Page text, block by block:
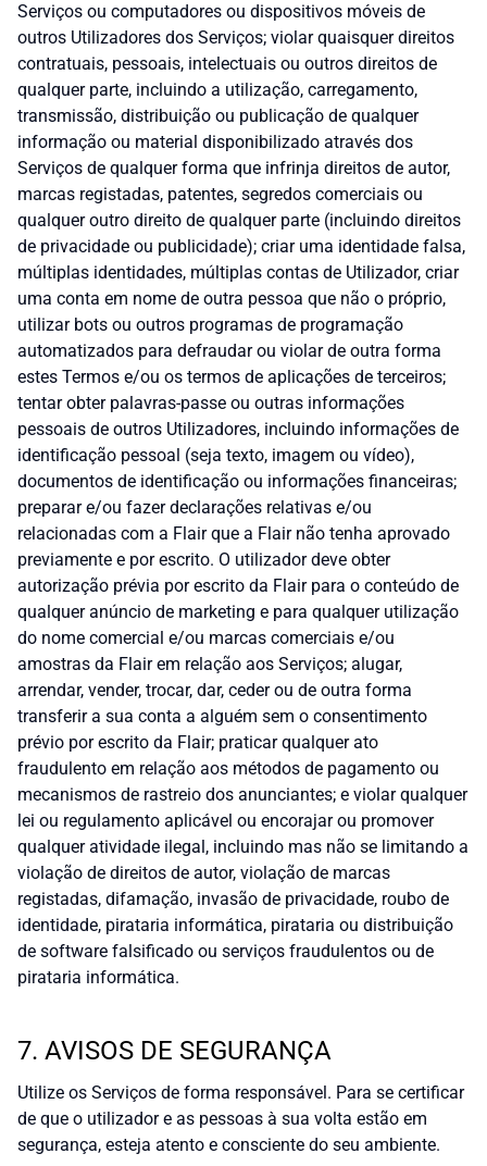
Serviços ou computadores ou dispositivos móveis de
outros Utilizadores dos Serviços; violar quaisquer direitos
contratuais, pessoais, intelectuais ou outros direitos de
qualquer parte, incluindo a utilização, carregamento,
transmissão, distribuição ou publicação de qualquer
informação ou material disponibilizado através dos
Serviços de qualquer forma que infrinja direitos de autor,
marcas registadas, patentes, segredos comerciais ou
qualquer outro direito de qualquer parte (incluindo direitos
de privacidade ou publicidade); criar uma identidade falsa,
múltiplas identidades, múltiplas contas de Utilizador, criar
uma conta em nome de outra pessoa que não o próprio,
utilizar bots ou outros programas de programação
automatizados para defraudar ou violar de outra forma
estes Termos e/ou os termos de aplicações de terceiros;
tentar obter palavras-passe ou outras informações
pessoais de outros Utilizadores, incluindo informações de
identificação pessoal (seja texto, imagem ou vídeo),
documentos de identificação ou informações financeiras;
preparar e/ou fazer declarações relativas e/ou
relacionadas com a Flair que a Flair não tenha aprovado
previamente e por escrito. O utilizador deve obter
autorização prévia por escrito da Flair para o conteúdo de
qualquer anúncio de marketing e para qualquer utilização
do nome comercial e/ou marcas comerciais e/ou
amostras da Flair em relação aos Serviços; alugar,
arrendar, vender, trocar, dar, ceder ou de outra forma
transferir a sua conta a alguém sem o consentimento
prévio por escrito da Flair; praticar qualquer ato
fraudulento em relação aos métodos de pagamento ou
mecanismos de rastreio dos anunciantes; e violar qualquer
lei ou regulamento aplicável ou encorajar ou promover
qualquer atividade ilegal, incluindo mas não se limitando a
violação de direitos de autor, violação de marcas
registadas, difamação, invasão de privacidade, roubo de
identidade, pirataria informática, pirataria ou distribuição
de software falsificado ou serviços fraudulentos ou de
pirataria informática.
7. AVISOS DE SEGURANÇA
Utilize os Serviços de forma responsável. Para se certificar
de que o utilizador e as pessoas à sua volta estão em
segurança, esteja atento e consciente do seu ambiente.